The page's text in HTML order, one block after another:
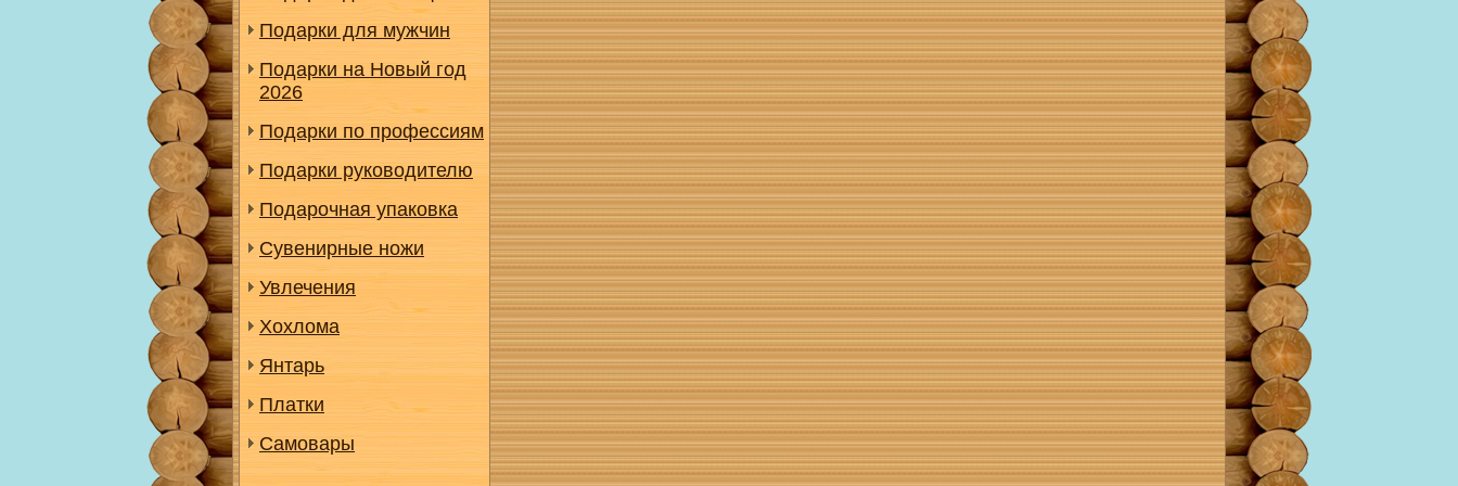
Подарки для мужчин
Подарки на Новый год
2026
Подарки по профессиям
Подарки руководителю
Подарочная упаковка
Сувенирные ножи
Увлечения
Хохлома
Янтарь
Платки
Самовары